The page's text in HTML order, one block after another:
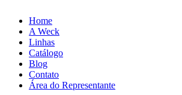
Home
A Weck
Linhas
Catálogo
Blog
Contato
Área do Representante